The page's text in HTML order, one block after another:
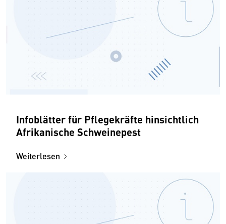
Infoblätter für Pflegekräfte hinsichtlich
Afrikanische Schweinepest
Weiterlesen